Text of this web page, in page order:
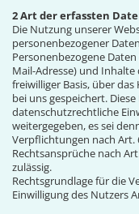
2 Art der erfassten
Die Nutzung unserer
personenbezogener
Personenbezogene
Mail-Adresse) und Inhalte
freiwilliger Basis, über
bei uns gespeichert.
datenschutzrechtliche
weitergegeben, es sei
Verpflichtungen nach Art.
Rechtsansprüche nach
zulässig.
Rechtsgrundlage für die
Einwilligung des Nutzers